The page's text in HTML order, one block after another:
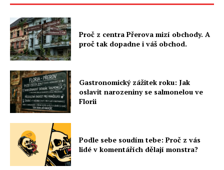
Proč z centra Přerova mizí obchody. A
proč tak dopadne i váš obchod.
Gastronomický zážitek roku: Jak
oslavit narozeniny se salmonelou ve
Florii
Podle sebe soudím tebe: Proč z vás
lidé v komentářích dělají monstra?